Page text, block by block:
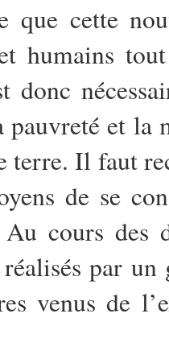
que cette
humains
donc
et la
terre. Il faut
de se
cours des
par un
venus de